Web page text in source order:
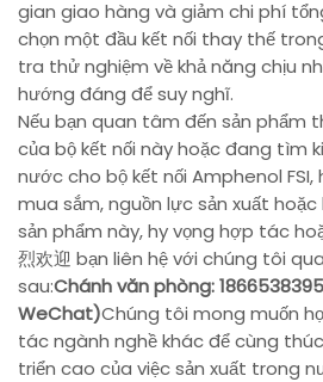
gian giao hàng và giảm chi phí
chọn một đầu kết nối thay thế
tra thử nghiệm về khả năng chịu
hướng đáng để suy nghĩ.
Nếu bạn quan tâm đến sản phẩm
của bộ kết nối này hoặc đang tìm
nước cho bộ kết nối Amphenol
mua sắm, nguồn lực sản xuất
sản phẩm này, hy vọng hợp tác
烈欢迎 bạn liên hệ với chúng tôi
sau:Chánh văn phòng:
WeChat)Chúng tôi mong muốn
tác ngành nghề khác để cùng
triển cao của việc sản xuất trong